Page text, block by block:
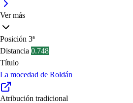
Ver más
Posición 3ª
Distancia 0.748
Título
La mocedad de Roldán
Atribución tradicional